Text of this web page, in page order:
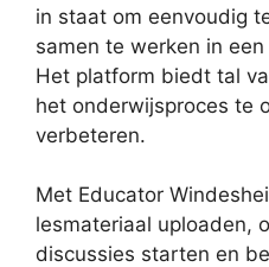
in staat om eenvoudig
samen te werken in
Het platform biedt tal
het onderwijsproces te
verbeteren.
Met Educator
lesmateriaal uploaden,
discussies starten en